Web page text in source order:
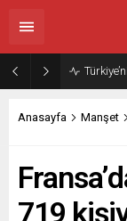
Anasayfa Manşet
719